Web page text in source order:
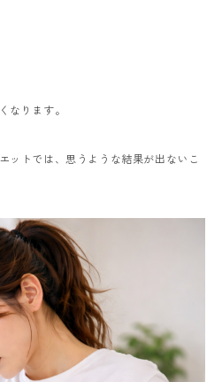
なります。
ットでは、思うような結果が出ないこ